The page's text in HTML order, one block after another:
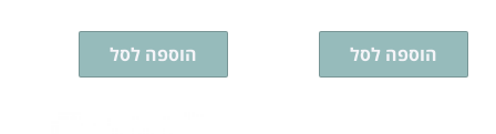
הוספה לסל הוספה לסל